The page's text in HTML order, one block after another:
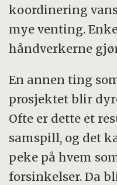
koordinering
mye venting.
håndverkerne
En annen ting
prosjektet blir
Ofte er dette et
samspill, og det
peke på hvem
forsinkelser. Da